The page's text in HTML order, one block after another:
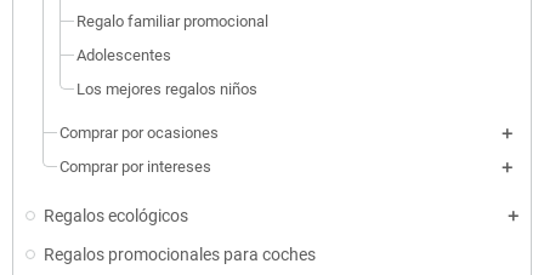
Regalo familiar promocional
Adolescentes
Los mejores regalos niños
Comprar por ocasiones
Comprar por intereses
Regalos ecológicos
Regalos promocionales para coches